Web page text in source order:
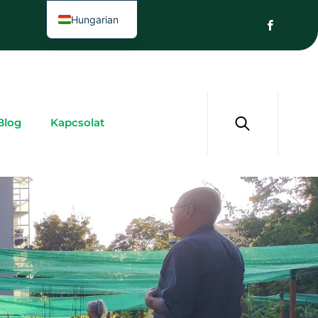
Kapcsolat
Hungarian